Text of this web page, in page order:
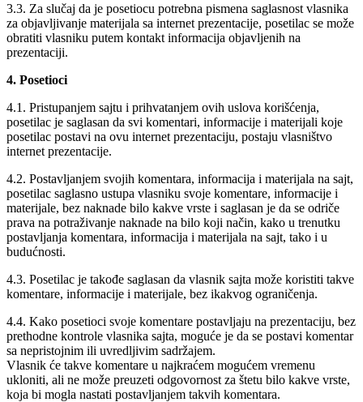
3.3. Za slučaj da je posetiocu potrebna pismena saglasnost vlasnika
za objavljivanje materijala sa internet prezentacije, posetilac se može
obratiti vlasniku putem kontakt informacija objavljenih na
prezentaciji.
4. Posetioci
4.1. Pristupanjem sajtu i prihvatanjem ovih uslova korišćenja,
posetilac je saglasan da svi komentari, informacije i materijali koje
posetilac postavi na ovu internet prezentaciju, postaju vlasništvo
internet prezentacije.
4.2. Postavljanjem svojih komentara, informacija i materijala na sajt,
posetilac saglasno ustupa vlasniku svoje komentare, informacije i
materijale, bez naknade bilo kakve vrste i saglasan je da se odriče
prava na potraživanje naknade na bilo koji način, kako u trenutku
postavljanja komentara, informacija i materijala na sajt, tako i u
budućnosti.
4.3. Posetilac je takođe saglasan da vlasnik sajta može koristiti takve
komentare, informacije i materijale, bez ikakvog ograničenja.
4.4. Kako posetioci svoje komentare postavljaju na prezentaciju, bez
prethodne kontrole vlasnika sajta, moguće je da se postavi komentar
sa nepristojnim ili uvredljivim sadržajem.
Vlasnik će takve komentare u najkraćem mogućem vremenu
ukloniti, ali ne može preuzeti odgovornost za štetu bilo kakve vrste,
koja bi mogla nastati postavljanjem takvih komentara.